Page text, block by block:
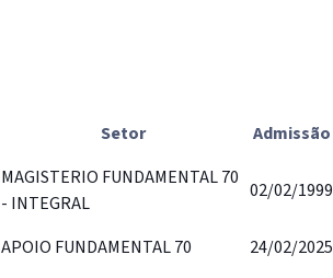
Setor Admissão
MAGISTERIO FUNDAMENTAL 70
- INTEGRAL
02/02/1999
APOIO FUNDAMENTAL 70 24/02/2025